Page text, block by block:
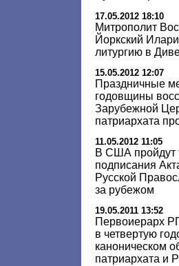
17.05.2012 18:10
Митрополит
Йоркский
литургию в
15.05.2012 12:07
Праздничные
годовщины
Зарубежной
патриархата
11.05.2012 11:05
В США пройдут
подписания
Русской
за рубежом
19.05.2011 13:52
Первоиерарх
в четвертую
каноническом
патриархата и